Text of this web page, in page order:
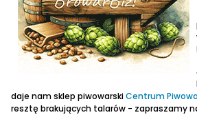
daje nam sklep piwowarskiCentrum
resztę brakujących talarów - zapraszamy